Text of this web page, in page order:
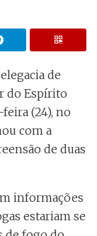
de
do Espírito
(24), no
com a
de duas
informações
estariam se